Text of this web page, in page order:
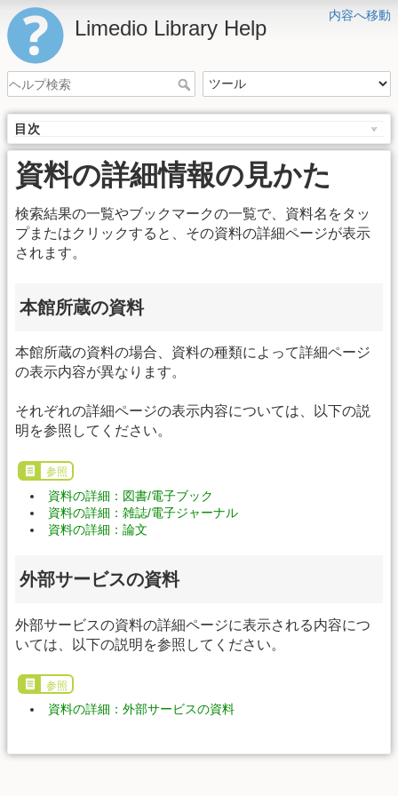
内容へ移動
Limedio Library Help
目次
資料の詳細情報の見かた
検索結果の一覧やブックマークの一覧で、資料名をタッ
プまたはクリックすると、その資料の詳細ページが表示
されます。
本館所蔵の資料
本館所蔵の資料の場合、資料の種類によって詳細ページ
の表示内容が異なります。
それぞれの詳細ページの表示内容については、以下の説
明を参照してください。
参照
資料の詳細：図書/電子ブック
資料の詳細：雑誌/電子ジャーナル
資料の詳細：論文
外部サービスの資料
外部サービスの資料の詳細ページに表示される内容につ
いては、以下の説明を参照してください。
参照
資料の詳細：外部サービスの資料